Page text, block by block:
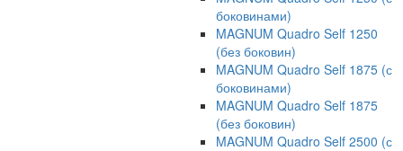
боковинами)
MAGNUM Quadro Self 1250
(без боковин)
MAGNUM Quadro Self 1875 (с
боковинами)
MAGNUM Quadro Self 1875
(без боковин)
MAGNUM Quadro Self 2500 (с